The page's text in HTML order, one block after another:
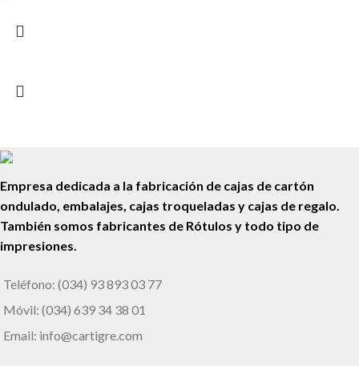
Empresa dedicada a la fabricación de cajas de cartón
ondulado, embalajes, cajas troqueladas y cajas de regalo.
También somos fabricantes de Rótulos y todo tipo de
impresiones.
Teléfono: (034) 93 893 03 77
Móvil: (034) 639 34 38 01
Email: info@cartigre.com